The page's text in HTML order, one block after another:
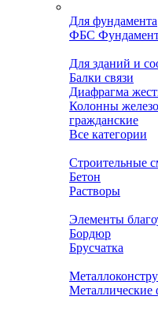
Для фундамента
ФБС
Для зданий и
Балки связи
Диафрагма
Колонны
гражданские
Все категории
Строительные
Бетон
Растворы
Элементы
Бордюр
Брусчатка